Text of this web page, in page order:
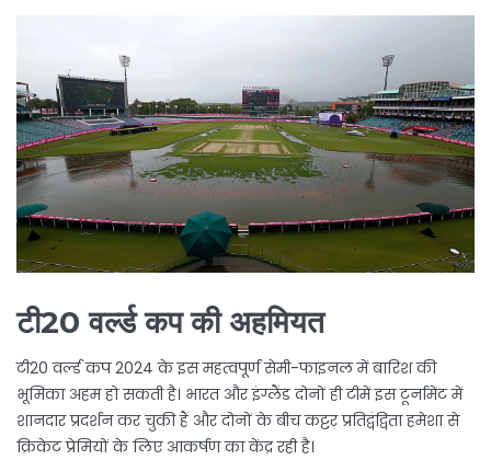
टी20 वर्ल्ड कप की अहमियत
टी20 वर्ल्ड कप 2024 के इस महत्वपूर्ण सेमी-फाइनल में बारिश की
भूमिका अहम हो सकती है। भारत और इंग्लैंड दोनों ही टीमें इस टूर्नामेंट में
शानदार प्रदर्शन कर चुकी हैं और दोनों के बीच कट्टर प्रतिद्वंद्विता हमेशा से
क्रिकेट प्रेमियों के लिए आकर्षण का केंद्र रही है।